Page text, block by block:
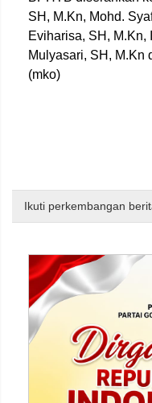
SH, M.Kn, Mohd.
Eviharisa, SH, M.Kn,
Mulyasari, SH, M.Kn
(mko)
Ikuti perkembangan